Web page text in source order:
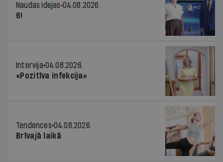
Naudas idejas 04.08.2026.
6!
Intervija 04.08.2026.
«Pozitīva infekcija»
Tendences 04.08.2026.
Brīvajā laikā